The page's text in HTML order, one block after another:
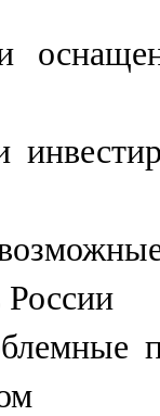
России